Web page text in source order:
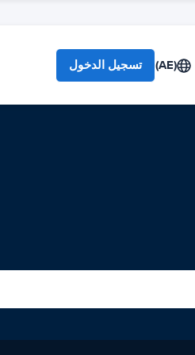
(AE) تسجيل الدخول